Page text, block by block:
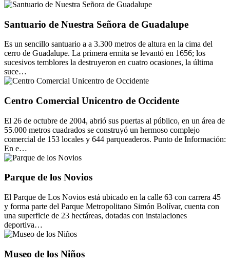
Santuario de Nuestra Señora de Guadalupe
Es un sencillo santuario a a 3.300 metros de altura en la cima del
cerro de Guadalupe. La primera ermita se levantó en 1656; los
sucesivos temblores la destruyeron en cuatro ocasiones, la última
suce…
Centro Comercial Unicentro de Occidente
El 26 de octubre de 2004, abrió sus puertas al público, en un área de
55.000 metros cuadrados se construyó un hermoso complejo
comercial de 153 locales y 644 parqueaderos. Punto de Información:
En e…
Parque de los Novios
El Parque de Los Novios está ubicado en la calle 63 con carrera 45
y forma parte del Parque Metropolitano Simón Bolívar, cuenta con
una superficie de 23 hectáreas, dotadas con instalaciones
deportiva…
Museo de los Niños